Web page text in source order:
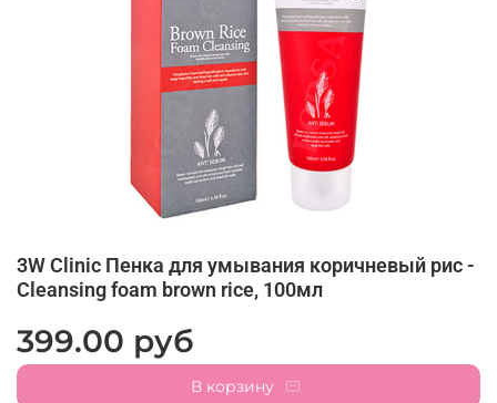
3W Clinic Пенка для умывания коричневый рис -
Cleansing foam brown rice, 100мл
399.00 руб
В корзину